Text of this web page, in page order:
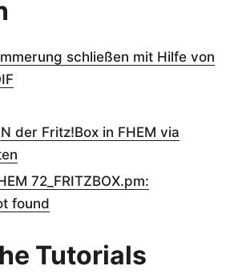
schließen mit Hilfe von
der Fritz!Box in FHEM via
72_FRITZBOX.pm:
found
Tutorials